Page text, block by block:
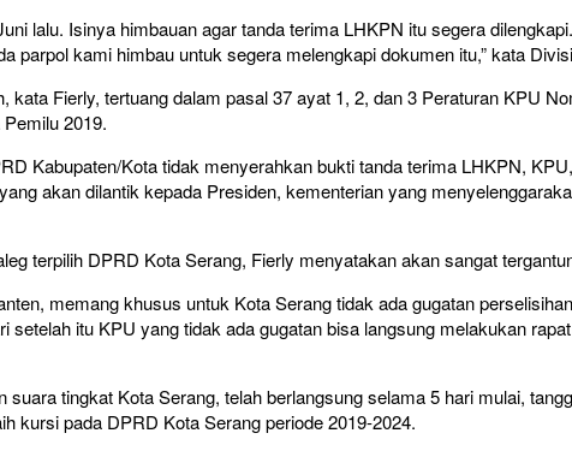
lalu. Isinya himbauan agar tanda terima LHKPN itu segera
parpol kami himbau untuk segera melengkapi dokumen itu,” kata
Fierly, tertuang dalam pasal 37 ayat 1, 2, dan 3 Peraturan KPU
2019.
Kabupaten/Kota tidak menyerahkan bukti tanda terima LHKPN,
akan dilantik kepada Presiden, kementerian yang
terpilih DPRD Kota Serang, Fierly menyatakan akan sangat
memang khusus untuk Kota Serang tidak ada gugatan
itu KPU yang tidak ada gugatan bisa langsung melakukan
tingkat Kota Serang, telah berlangsung selama 5 hari mulai,
kursi pada DPRD Kota Serang periode 2019-2024.